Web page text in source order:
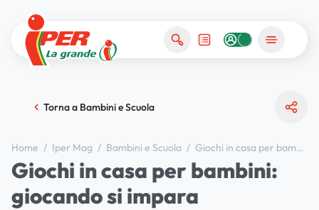
Torna a Bambini e Scuola
Home / Iper Mag / Bambini e Scuola / Giochi in casa per bambini: giocando si impara
Giochi in casa per bambini:
giocando si impara